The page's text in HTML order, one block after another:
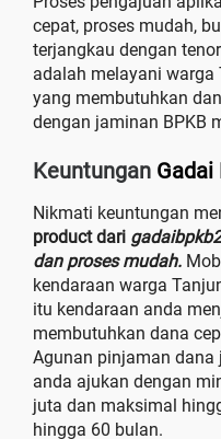
cepat, proses mudah,
terjangkau dengan
adalah melayani warga
yang membutuhkan
dengan jaminan BPKB
Keuntungan Gadai
Nikmati keuntungan
product dari
dan proses mudah.
kendaraan warga
itu kendaraan anda
membutuhkan dana
Agunan pinjaman dana
anda ajukan dengan
juta dan maksimal
hingga 60 bulan.